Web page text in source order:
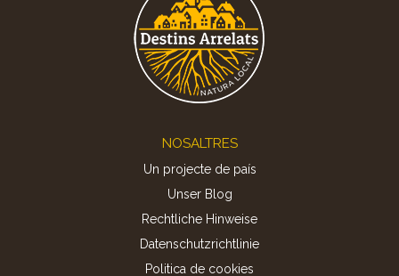
NOSALTRES
Un projecte de país
Unser Blog
Rechtliche Hinweise
Datenschutzrichtlinie
Politica de cookies